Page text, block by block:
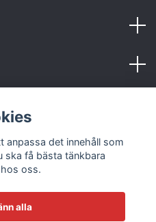
anpassa det innehåll som
få bästa tänkbara
oss.
alla